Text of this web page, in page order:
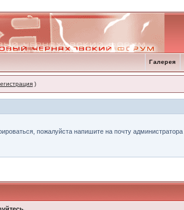
Галерея
)
пожалуйста напишите на почту